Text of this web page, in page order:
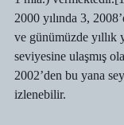
2000 yılında 3,
ve günümüzde yıllık
seviyesine ulaşmış
2002’den bu yana
izlenebilir.